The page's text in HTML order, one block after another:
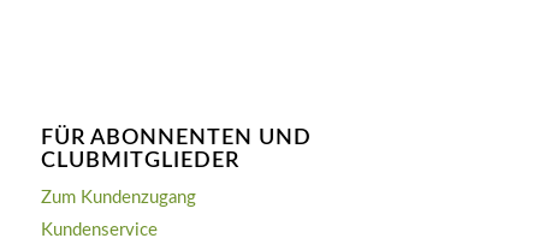
FÜR ABONNENTEN UND
CLUBMITGLIEDER
Zum Kundenzugang
Kundenservice